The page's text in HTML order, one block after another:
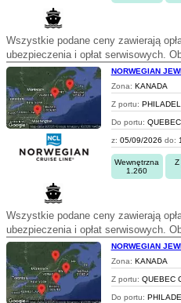
Wszystkie podane ceny zawierają
ubezpieczenia i opłat serwisowych.
NORWEGIAN
Zona: KANADA
Z portu:
Do portu:
z: 05/09/2026 do:
Wewnętrzna
1.260
Z
Wszystkie podane ceny zawierają
ubezpieczenia i opłat serwisowych.
NORWEGIAN
Zona: KANADA
Z portu: QUEBEC
Do portu: